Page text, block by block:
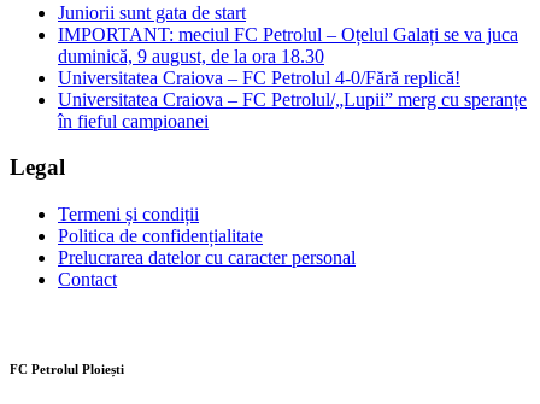
Juniorii sunt gata de start
IMPORTANT: meciul FC Petrolul – Oțelul Galați se va juca
duminică, 9 august, de la ora 18.30
Universitatea Craiova – FC Petrolul 4-0/Fără replică!
Universitatea Craiova – FC Petrolul/„Lupii” merg cu speranțe
în fieful campioanei
Legal
Termeni și condiții
Politica de confidențialitate
Prelucrarea datelor cu caracter personal
Contact
FC Petrolul Ploiești